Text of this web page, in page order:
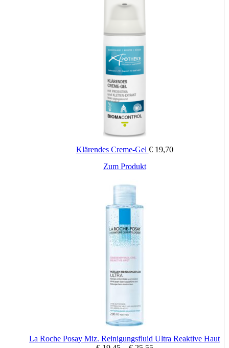
Klärendes Creme-Gel €19,70
Zum Produkt
La Roche Posay Miz. Reinigungsfluid Ultra Reaktive Haut